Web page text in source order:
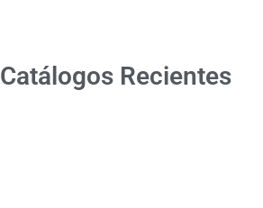
Catálogos Recientes